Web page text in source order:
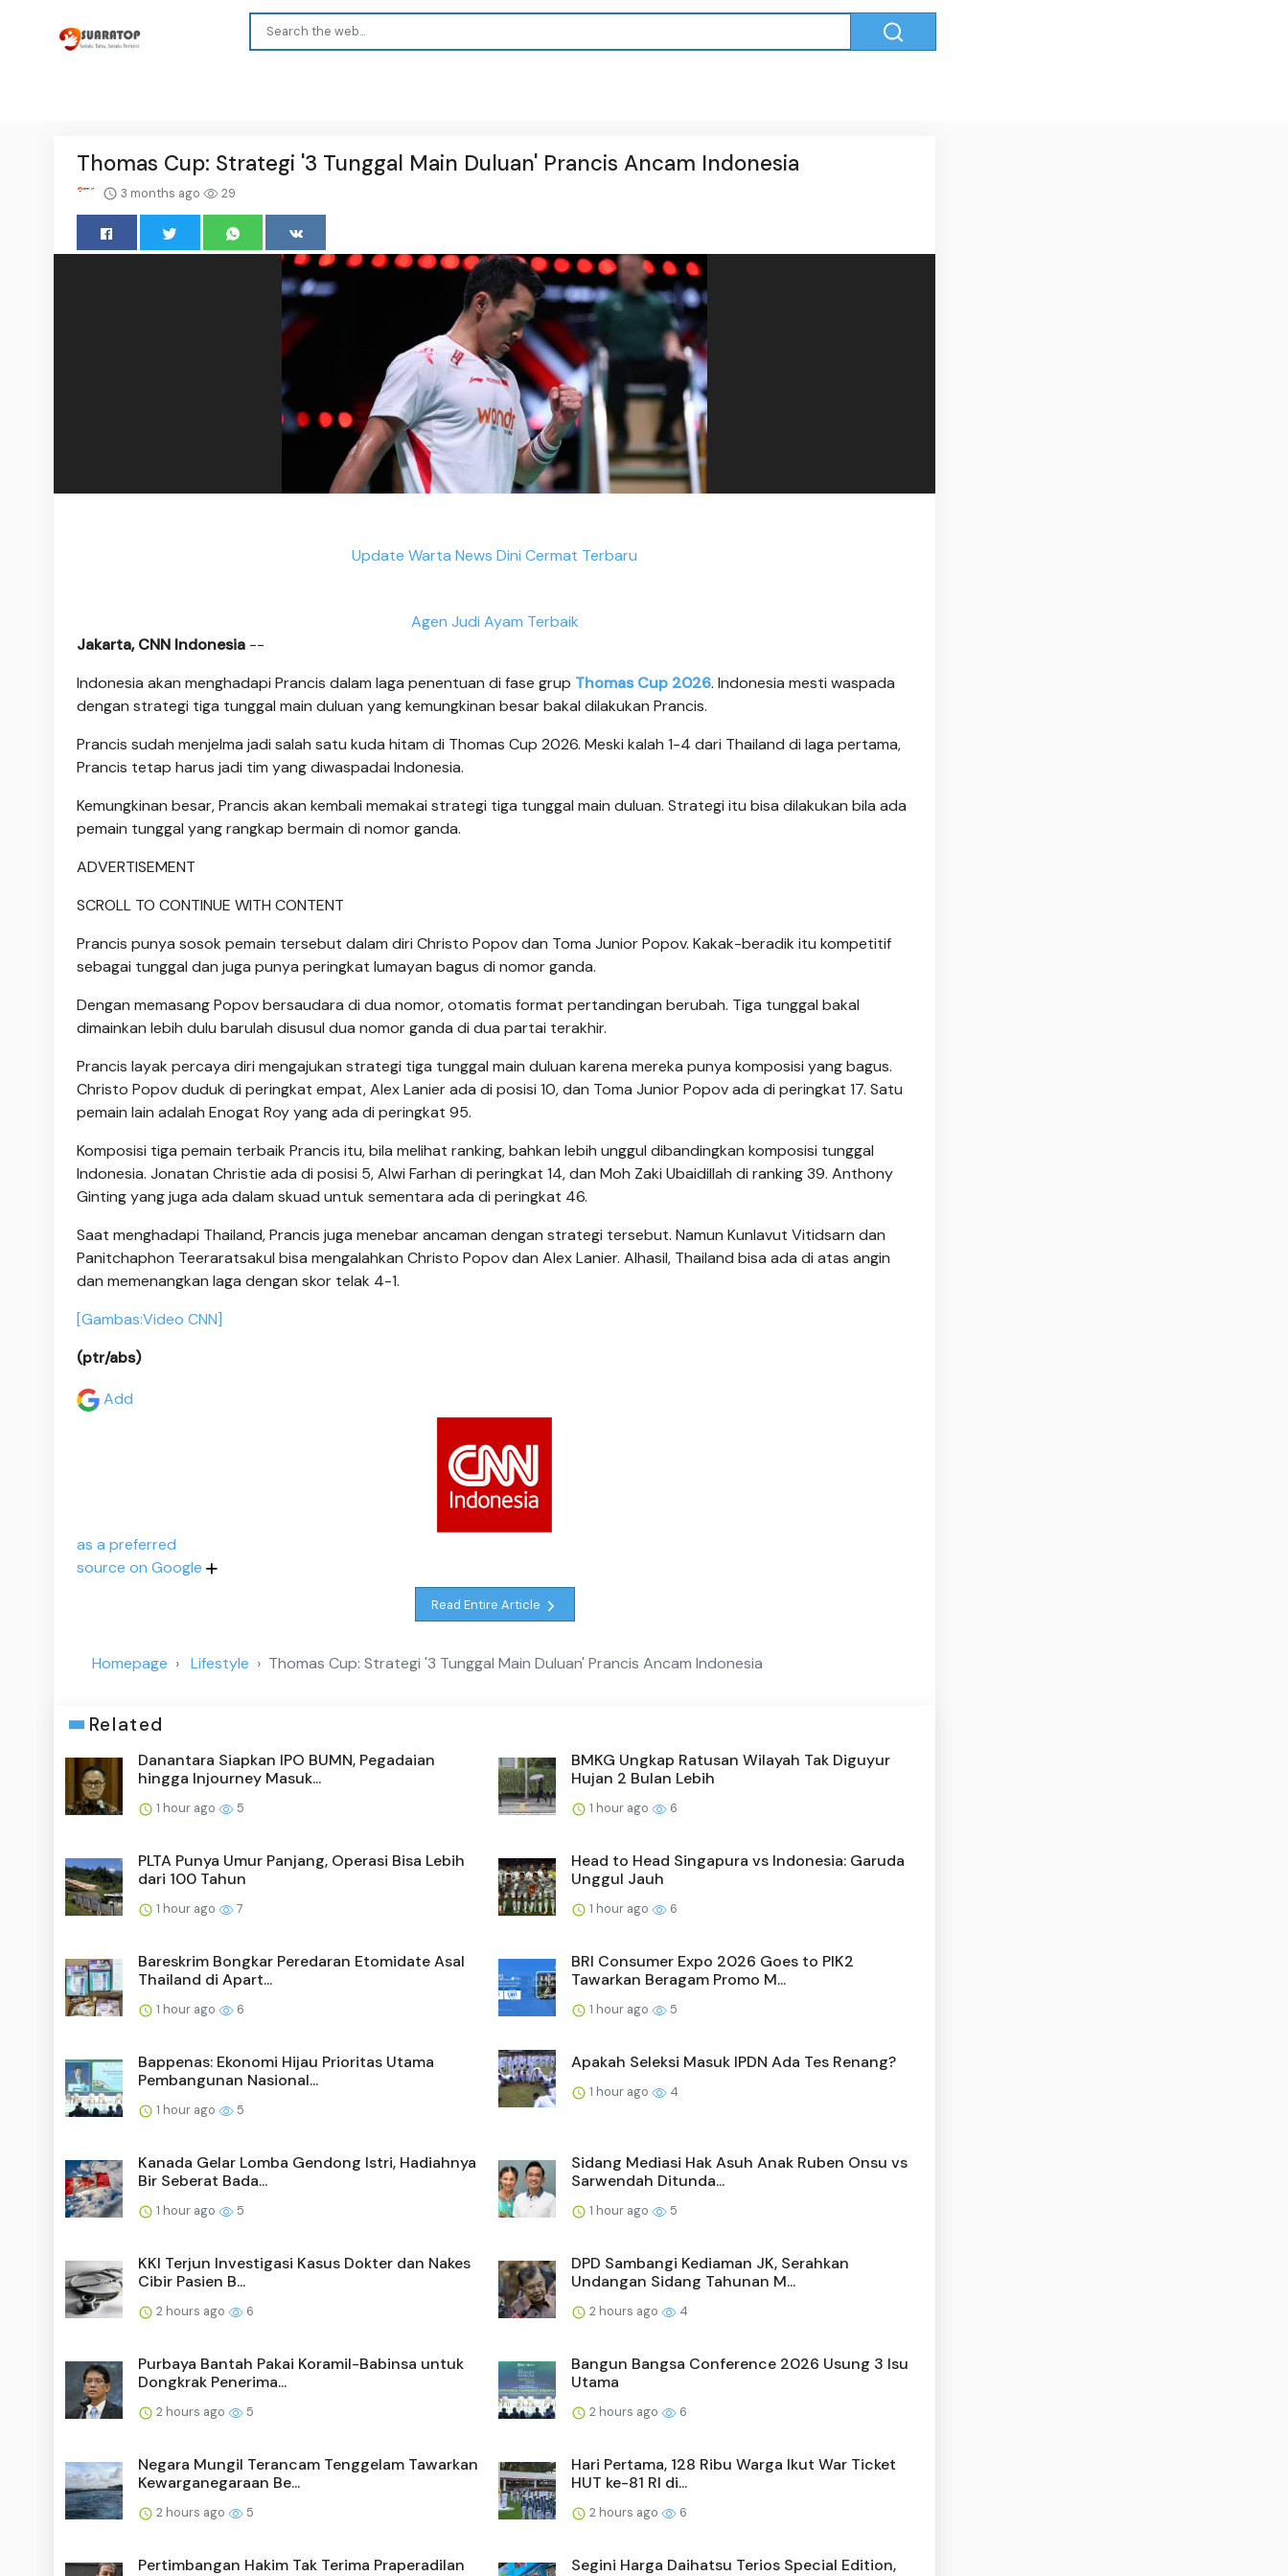
Thomas Cup: Strategi '3 Tunggal Main Duluan' Prancis Ancam Indonesia
3 months ago 29
Update Warta News Dini Cermat Terbaru
Agen Judi Ayam Terbaik
Jakarta, CNN Indonesia --
Indonesia akan menghadapi Prancis dalam laga penentuan di fase grup Thomas Cup 2026. Indonesia mesti waspada
dengan strategi tiga tunggal main duluan yang kemungkinan besar bakal dilakukan Prancis.
Prancis sudah menjelma jadi salah satu kuda hitam di Thomas Cup 2026. Meski kalah 1-4 dari Thailand di laga pertama,
Prancis tetap harus jadi tim yang diwaspadai Indonesia.
Kemungkinan besar, Prancis akan kembali memakai strategi tiga tunggal main duluan. Strategi itu bisa dilakukan bila ada
pemain tunggal yang rangkap bermain di nomor ganda.
ADVERTISEMENT
SCROLL TO CONTINUE WITH CONTENT
Prancis punya sosok pemain tersebut dalam diri Christo Popov dan Toma Junior Popov. Kakak-beradik itu kompetitif
sebagai tunggal dan juga punya peringkat lumayan bagus di nomor ganda.
Dengan memasang Popov bersaudara di dua nomor, otomatis format pertandingan berubah. Tiga tunggal bakal
dimainkan lebih dulu barulah disusul dua nomor ganda di dua partai terakhir.
Prancis layak percaya diri mengajukan strategi tiga tunggal main duluan karena mereka punya komposisi yang bagus.
Christo Popov duduk di peringkat empat, Alex Lanier ada di posisi 10, dan Toma Junior Popov ada di peringkat 17. Satu
pemain lain adalah Enogat Roy yang ada di peringkat 95.
Komposisi tiga pemain terbaik Prancis itu, bila melihat ranking, bahkan lebih unggul dibandingkan komposisi tunggal
Indonesia. Jonatan Christie ada di posisi 5, Alwi Farhan di peringkat 14, dan Moh Zaki Ubaidillah di ranking 39. Anthony
Ginting yang juga ada dalam skuad untuk sementara ada di peringkat 46.
Saat menghadapi Thailand, Prancis juga menebar ancaman dengan strategi tersebut. Namun Kunlavut Vitidsarn dan
Panitchaphon Teeraratsakul bisa mengalahkan Christo Popov dan Alex Lanier. Alhasil, Thailand bisa ada di atas angin
dan memenangkan laga dengan skor telak 4-1.
[Gambas:Video CNN]
(ptr/abs)
Add
as a preferred
source on Google
Read Entire Article
Homepage Lifestyle Thomas Cup: Strategi '3 Tunggal Main Duluan' Prancis Ancam Indonesia
Related
Danantara Siapkan IPO BUMN, Pegadaian
hingga Injourney Masuk...
1 hour ago 5
BMKG Ungkap Ratusan Wilayah Tak Diguyur
Hujan 2 Bulan Lebih
1 hour ago 6
PLTA Punya Umur Panjang, Operasi Bisa Lebih
dari 100 Tahun
1 hour ago 7
Head to Head Singapura vs Indonesia: Garuda
Unggul Jauh
1 hour ago 6
Bareskrim Bongkar Peredaran Etomidate Asal
Thailand di Apart...
1 hour ago 6
BRI Consumer Expo 2026 Goes to PIK2
Tawarkan Beragam Promo M...
1 hour ago 5
Bappenas: Ekonomi Hijau Prioritas Utama
Pembangunan Nasional...
1 hour ago 5
Apakah Seleksi Masuk IPDN Ada Tes Renang?
1 hour ago 4
Kanada Gelar Lomba Gendong Istri, Hadiahnya
Bir Seberat Bada...
1 hour ago 5
Sidang Mediasi Hak Asuh Anak Ruben Onsu vs
Sarwendah Ditunda...
1 hour ago 5
KKI Terjun Investigasi Kasus Dokter dan Nakes
Cibir Pasien B...
2 hours ago 6
DPD Sambangi Kediaman JK, Serahkan
Undangan Sidang Tahunan M...
2 hours ago 4
Purbaya Bantah Pakai Koramil-Babinsa untuk
Dongkrak Penerima...
2 hours ago 5
Bangun Bangsa Conference 2026 Usung 3 Isu
Utama
2 hours ago 6
Negara Mungil Terancam Tenggelam Tawarkan
Kewarganegaraan Be...
2 hours ago 5
Hari Pertama, 128 Ribu Warga Ikut War Ticket
HUT ke-81 RI di...
2 hours ago 6
Pertimbangan Hakim Tak Terima Praperadilan
Segini Harga Daihatsu Terios Special Edition,